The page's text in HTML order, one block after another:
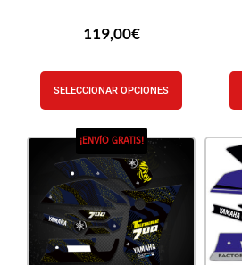
119,00€
SELECCIONAR OPCIONES
¡ENVÍO GRATIS!